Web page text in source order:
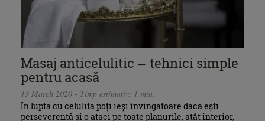
Masaj anticelulitic – tehnici simple
pentru acasă
13 March 2020 - Timp estimativ: 1 min.
În lupta cu celulita poți ieși învingătoare dacă ești
perseverentă și o ataci pe toate planurile, atât interior,